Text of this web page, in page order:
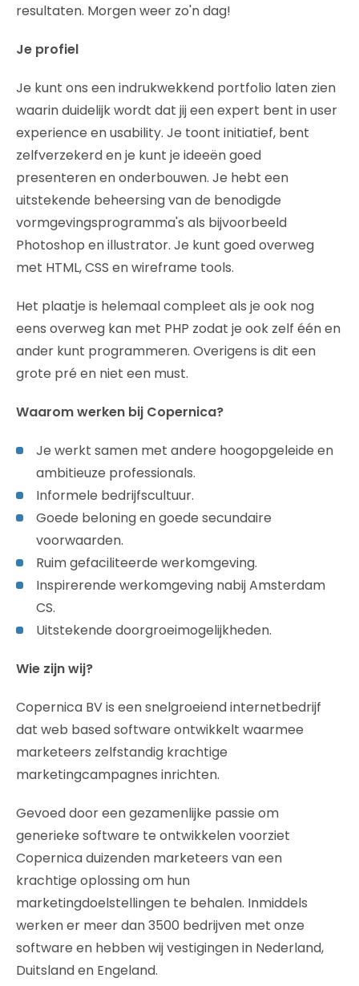
resultaten. Morgen weer zo'n dag!
Je profiel
Je kunt ons een indrukwekkend portfolio laten zien
waarin duidelijk wordt dat jij een expert bent in user
experience en usability. Je toont initiatief, bent
zelfverzekerd en je kunt je ideeën goed
presenteren en onderbouwen. Je hebt een
uitstekende beheersing van de benodigde
vormgevingsprogramma's als bijvoorbeeld
Photoshop en illustrator. Je kunt goed overweg
met HTML, CSS en wireframe tools.
Het plaatje is helemaal compleet als je ook nog
eens overweg kan met PHP zodat je ook zelf één en
ander kunt programmeren. Overigens is dit een
grote pré en niet een must.
Waarom werken bij Copernica?
Je werkt samen met andere hoogopgeleide en
ambitieuze professionals.
Informele bedrijfscultuur.
Goede beloning en goede secundaire
voorwaarden.
Ruim gefaciliteerde werkomgeving.
Inspirerende werkomgeving nabij Amsterdam
CS.
Uitstekende doorgroeimogelijkheden.
Wie zijn wij?
Copernica BV is een snelgroeiend internetbedrijf
dat web based software ontwikkelt waarmee
marketeers zelfstandig krachtige
marketingcampagnes inrichten.
Gevoed door een gezamenlijke passie om
generieke software te ontwikkelen voorziet
Copernica duizenden marketeers van een
krachtige oplossing om hun
marketingdoelstellingen te behalen. Inmiddels
werken er meer dan 3500 bedrijven met onze
software en hebben wij vestigingen in Nederland,
Duitsland en Engeland.